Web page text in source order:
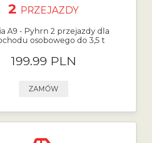
2 PRZEJAZDY
A9 - Pyhrn 2 przejazdy dla
osobowego do 3,5 t
199.99 PLN
ZAMÓW